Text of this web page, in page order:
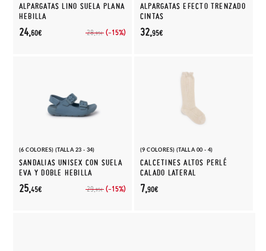
ALPARGATAS LINO SUELA PLANA
HEBILLA
28,95€ (-15%)
24,60€
ALPARGATAS EFECTO TRENZADO
CINTAS
32,95€
(6 COLORES) (TALLA 23 - 34)
SANDALIAS UNISEX CON SUELA
EVA Y DOBLE HEBILLA
29,95€ (-15%)
25,45€
(9 COLORES) (TALLA 00 - 4)
CALCETINES ALTOS PERLÉ
CALADO LATERAL
7,90€